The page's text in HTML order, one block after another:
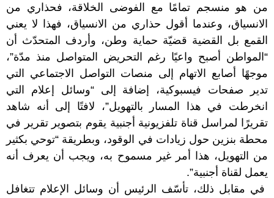
من هو منسجم تمامًا مع الفوضى الخلاقة، فحذاري من
الانسياق، وعندما أقول حذاري من الانسياق، فهذا لا يعني
القمع بل القضية قضيّة حماية وطن، وأردف المتحدّث أن
“المواطن أصبح واعيًا رغم التحريض المتواصل منذ مدّة”،
موجهًا أصابع الاتهام إلى منصات التواصل الاجتماعي التي
تدير صفحات فيسبوكية، إضافة إلى “وسائل إعلام التي
انخرطت في هذا المسار بالتهويل”، لافتًا إلى أنه شاهد
تقريرًا لمراسل قناة تلفزيونية أجنبية يقوم بتصوير تقرير في
محطة بنزين حول زيادات في الوقود، وبطريقة “توحي بكثير
من التهويل، هذا أمر غير مسموح به، ويجب أن يعرف أنه
يعمل لقناة أجنبية”.
في مقابل ذلك، تأسّف الرئيس أن وسائل الإعلام تتغافل